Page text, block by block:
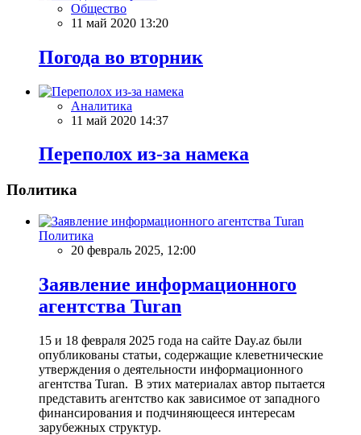
Общество
11 май 2020 13:20
Погода во вторник
Аналитика
11 май 2020 14:37
Переполох из-за намека
Политика
Политика
20 февраль 2025, 12:00
Заявление информационного
агентства Turan
15 и 18 февраля 2025 года на сайте Day.az были
опубликованы статьи, содержащие клеветнические
утверждения о деятельности информационного
агентства Turan. В этих материалах автор пытается
представить агентство как зависимое от западного
финансирования и подчиняющееся интересам
зарубежных структур.